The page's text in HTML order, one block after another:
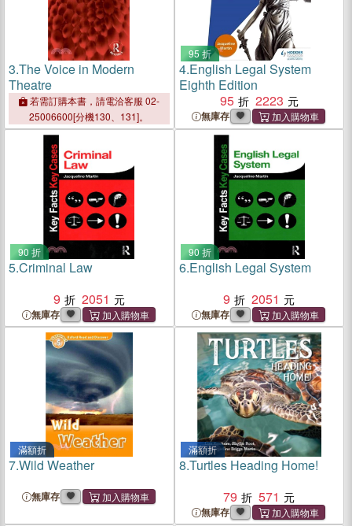
3.The Voice in Modern
Theatre
若需訂購本書，請電洽客服 02-
25006600[分機130、131]。
95 折
4.English Legal System
Eighth Edition
95
2223
無庫存
90 折
5.Criminal Law
9
2051
無庫存
90 折
6.English Legal System
9
2051
無庫存
滿額折
7.Wild Weather
無庫存
滿額折
8.Turtles Heading Home!
79
571
無庫存